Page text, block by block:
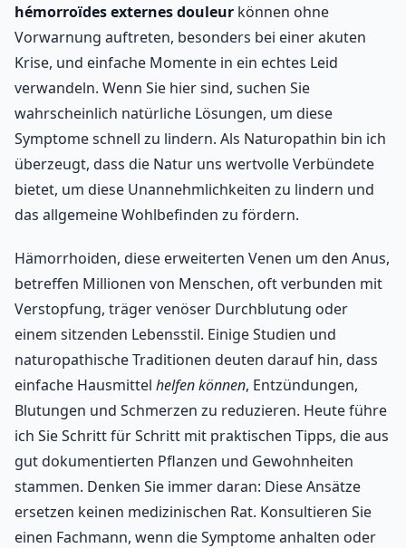
hémorroïdes externes douleur können ohne
Vorwarnung auftreten, besonders bei einer akuten
Krise, und einfache Momente in ein echtes Leid
verwandeln. Wenn Sie hier sind, suchen Sie
wahrscheinlich natürliche Lösungen, um diese
Symptome schnell zu lindern. Als Naturopathin bin ich
überzeugt, dass die Natur uns wertvolle Verbündete
bietet, um diese Unannehmlichkeiten zu lindern und
das allgemeine Wohlbefinden zu fördern.
Hämorrhoiden, diese erweiterten Venen um den Anus,
betreffen Millionen von Menschen, oft verbunden mit
Verstopfung, träger venöser Durchblutung oder
einem sitzenden Lebensstil. Einige Studien und
naturopathische Traditionen deuten darauf hin, dass
einfache Hausmittel helfen können, Entzündungen,
Blutungen und Schmerzen zu reduzieren. Heute führe
ich Sie Schritt für Schritt mit praktischen Tipps, die aus
gut dokumentierten Pflanzen und Gewohnheiten
stammen. Denken Sie immer daran: Diese Ansätze
ersetzen keinen medizinischen Rat. Konsultieren Sie
einen Fachmann, wenn die Symptome anhalten oder